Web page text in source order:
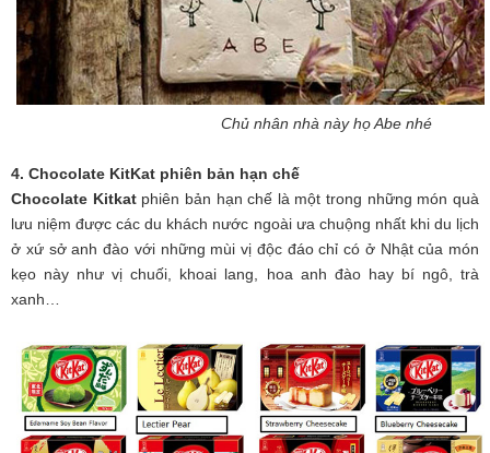
Chủ nhân nhà này họ Abe nhé
4. Chocolate KitKat phiên bản hạn chế
Chocolate Kitkatphiên bản hạn chế là một trong những món quà
lưu niệm được các du khách nước ngoài ưa chuộng nhất khi du lịch
ở xứ sở anh đào với những mùi vị độc đáo chỉ có ở Nhật của món
kẹo này như vị chuối, khoai lang, hoa anh đào hay bí ngô, trà
xanh…